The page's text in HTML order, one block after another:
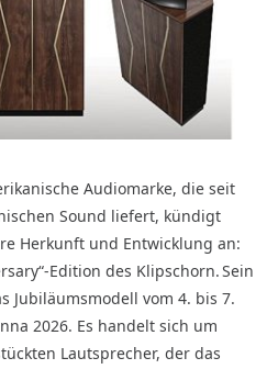
Audiomarke, die seit
Sound liefert, kündigt
Herkunft und Entwicklung an:
Edition des Klipschorn. Sein
Jubiläumsmodell vom 4. bis 7.
2026. Es handelt sich um
Lautsprecher, der das